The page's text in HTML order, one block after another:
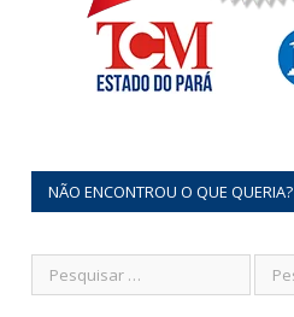
NÃO ENCONTROU O QUE QUERIA?